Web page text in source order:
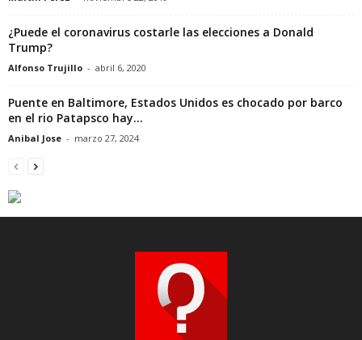
¿Puede el coronavirus costarle las elecciones a Donald
Trump?
Alfonso Trujillo - abril 6, 2020
Puente en Baltimore, Estados Unidos es chocado por barco
en el rio Patapsco hay...
Anibal Jose - marzo 27, 2024